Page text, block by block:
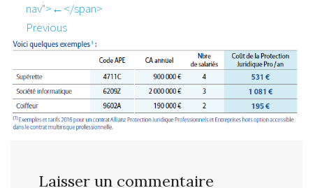
nav">←</span>
Previous
Laisser un commentaire